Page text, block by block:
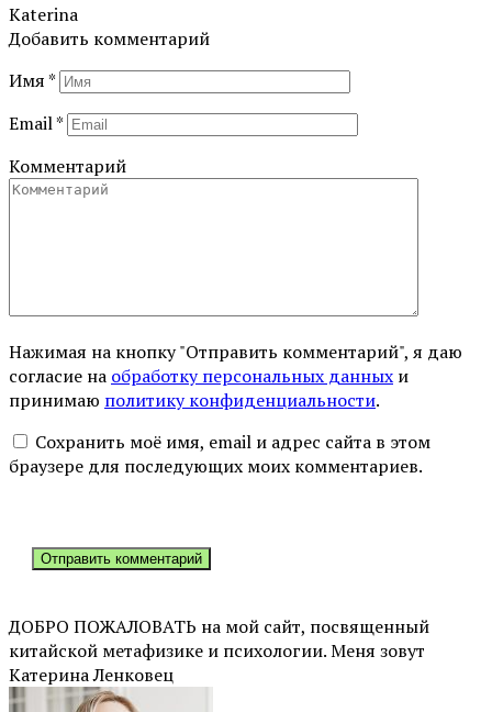
Katerina
Добавить комментарий
Имя*
Email*
Комментарий
Нажимая на кнопку "Отправить комментарий", я даю
согласие на обработку персональных данных и
принимаю политику конфиденциальности.
Сохранить моё имя, email и адрес сайта в этом
браузере для последующих моих комментариев.
ДОБРО ПОЖАЛОВАТЬ на мой сайт, посвященный
китайской метафизике и психологии. Меня зовут
Катерина Ленковец